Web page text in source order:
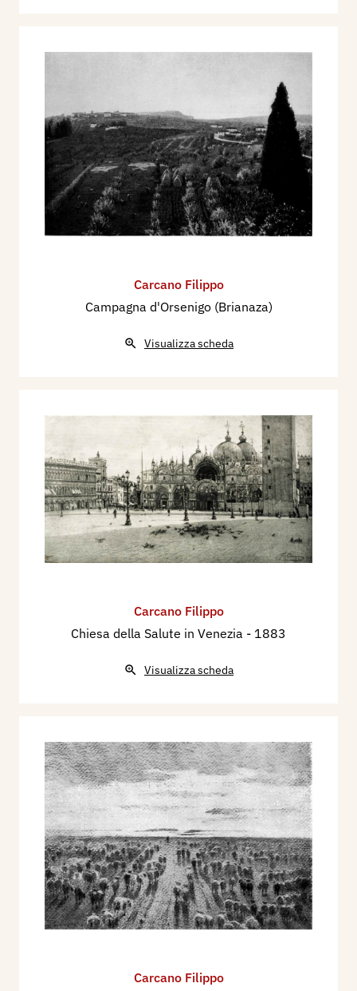
Carcano Filippo
Campagna d'Orsenigo (Brianaza)
Visualizza scheda
Carcano Filippo
Chiesa della Salute in Venezia - 1883
Visualizza scheda
Carcano Filippo